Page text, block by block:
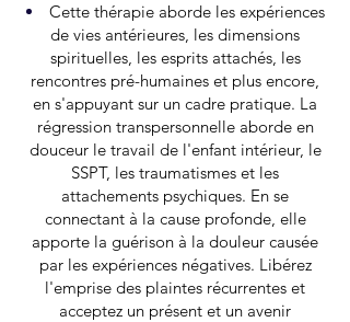
Cette thérapie aborde les expériences
de vies antérieures, les dimensions
spirituelles, les esprits attachés, les
rencontres pré-humaines et plus encore,
en s'appuyant sur un cadre pratique. La
régression transpersonnelle aborde en
douceur le travail de l'enfant intérieur, le
SSPT, les traumatismes et les
attachements psychiques. En se
connectant à la cause profonde, elle
apporte la guérison à la douleur causée
par les expériences négatives. Libérez
l'emprise des plaintes récurrentes et
acceptez un présent et un avenir